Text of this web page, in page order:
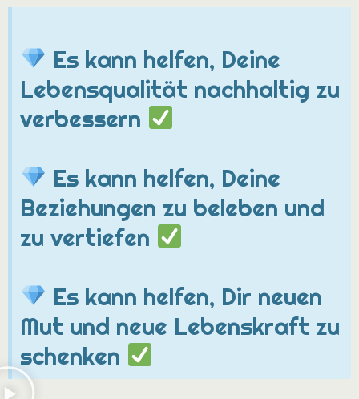
Es kann helfen, Deine
Lebensqualität nachhaltig zu
verbessern
Es kann helfen, Deine
Beziehungen zu beleben und
zu vertiefen
Es kann helfen, Dir neuen
Mut und neue Lebenskraft zu
schenken